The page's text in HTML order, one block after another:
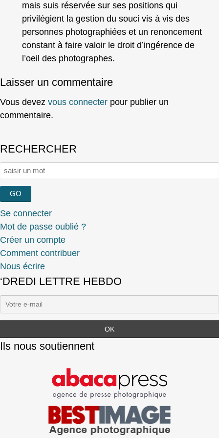
mais suis réservée sur ses positions qui
privilégient la gestion du souci vis à vis des
personnes photographiées et un renoncement
constant à faire valoir le droit d’ingérence de
l’oeil des photographes.
Laisser un commentaire
Vous devez vous connecter pour publier un
commentaire.
RECHERCHER
Rechercher :
Se connecter
Mot de passe oublié ?
Créer un compte
Comment contribuer
Nous écrire
‘DREDI LETTRE HEBDO
Ils nous soutiennent